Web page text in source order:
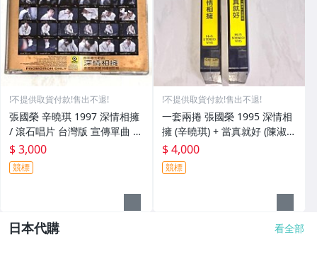
!不提供取貨付款!售出不退!
張國榮 辛曉琪 1997 深情相擁
/ 滾石唱片 台灣版 宣傳單曲 C
D / 選自 寵愛張國榮
$ 3,000
競標
!不提供取貨付款!售出不退!
一套兩捲 張國榮 1995 深情相
擁 (辛曉琪) + 當真就好 (陳淑
樺) 滾石唱片 台灣版 播映用宣
傳單曲 錄影帶 VHS (非CD錄音
帶卡帶)
$ 4,000
競標
日本代購 看全部